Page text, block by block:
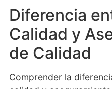
Diferencia
Calidad y
de Calidad
Comprender la